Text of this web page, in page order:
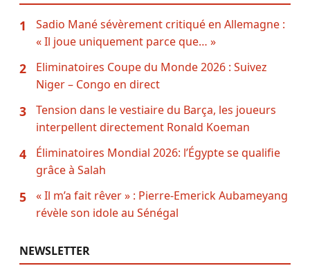
1
Sadio Mané sévèrement critiqué en Allemagne :
« Il joue uniquement parce que… »
2
Eliminatoires Coupe du Monde 2026 : Suivez
Niger – Congo en direct
3
Tension dans le vestiaire du Barça, les joueurs
interpellent directement Ronald Koeman
4
Éliminatoires Mondial 2026: l’Égypte se qualifie
grâce à Salah
5
« Il m’a fait rêver » : Pierre-Emerick Aubameyang
révèle son idole au Sénégal
NEWSLETTER